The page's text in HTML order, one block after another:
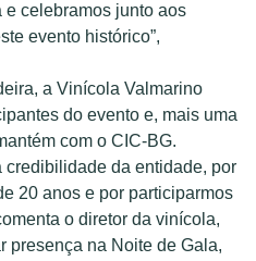
e celebramos junto aos
evento histórico”,
a Vinícola Valmarino
do evento e, mais uma
com o CIC-BG.
credibilidade da entidade, por
20 anos e por participarmos
o diretor da vinícola,
presença na Noite de Gala,